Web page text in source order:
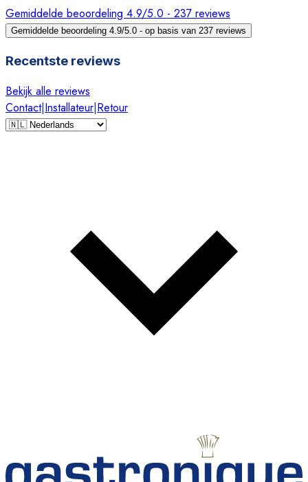
Gemiddelde beoordeling 4.9/5.0 - 237 reviews
Gemiddelde beoordeling 4.9/5.0 - op basis van 237 reviews
Recentste reviews
Bekijk alle reviews
Contact|Installateur|Retour